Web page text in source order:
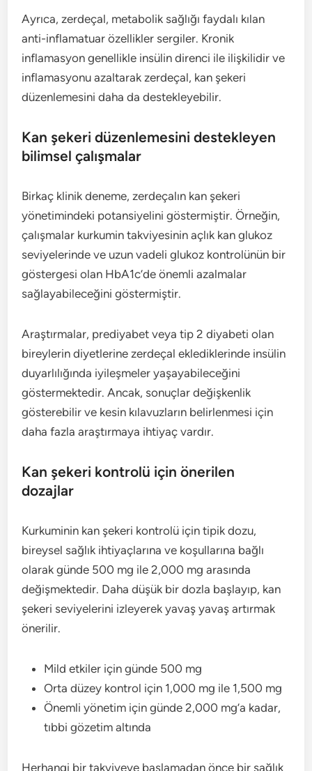
Ayrıca, zerdeçal, metabolik sağlığı faydalı kılan
anti-inflamatuar özellikler sergiler. Kronik
inflamasyon genellikle insülin direnci ile ilişkilidir ve
inflamasyonu azaltarak zerdeçal, kan şekeri
düzenlemesini daha da destekleyebilir.
Kan şekeri düzenlemesini destekleyen
bilimsel çalışmalar
Birkaç klinik deneme, zerdeçalın kan şekeri
yönetimindeki potansiyelini göstermiştir. Örneğin,
çalışmalar kurkumin takviyesinin açlık kan glukoz
seviyelerinde ve uzun vadeli glukoz kontrolünün bir
göstergesi olan HbA1c’de önemli azalmalar
sağlayabileceğini göstermiştir.
Araştırmalar, prediyabet veya tip 2 diyabeti olan
bireylerin diyetlerine zerdeçal eklediklerinde insülin
duyarlılığında iyileşmeler yaşayabileceğini
göstermektedir. Ancak, sonuçlar değişkenlik
gösterebilir ve kesin kılavuzların belirlenmesi için
daha fazla araştırmaya ihtiyaç vardır.
Kan şekeri kontrolü için önerilen
dozajlar
Kurkuminin kan şekeri kontrolü için tipik dozu,
bireysel sağlık ihtiyaçlarına ve koşullarına bağlı
olarak günde 500 mg ile 2,000 mg arasında
değişmektedir. Daha düşük bir dozla başlayıp, kan
şekeri seviyelerini izleyerek yavaş yavaş artırmak
önerilir.
Mild etkiler için günde 500 mg
Orta düzey kontrol için 1,000 mg ile 1,500 mg
Önemli yönetim için günde 2,000 mg’a kadar,
tıbbi gözetim altında
Herhangi bir takviyeye başlamadan önce bir sağlık